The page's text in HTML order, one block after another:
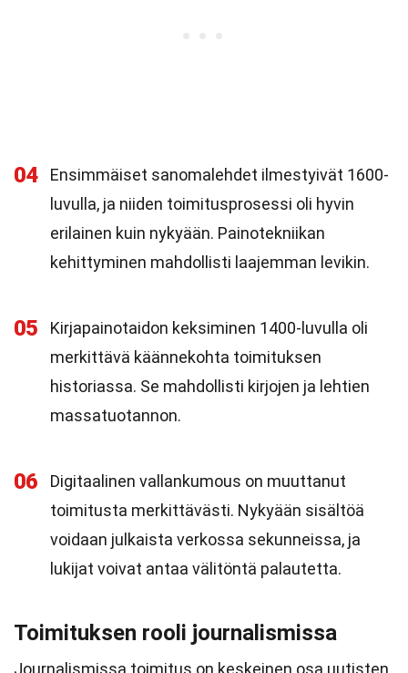
04
Ensimmäiset sanomalehdet ilmestyivät 1600-
luvulla, ja niiden toimitusprosessi oli hyvin
erilainen kuin nykyään. Painotekniikan
kehittyminen mahdollisti laajemman levikin.
05
Kirjapainotaidon keksiminen 1400-luvulla oli
merkittävä käännekohta toimituksen
historiassa. Se mahdollisti kirjojen ja lehtien
massatuotannon.
06
Digitaalinen vallankumous on muuttanut
toimitusta merkittävästi. Nykyään sisältöä
voidaan julkaista verkossa sekunneissa, ja
lukijat voivat antaa välitöntä palautetta.
Toimituksen rooli journalismissa
Journalismissa toimitus on keskeinen osa uutisten